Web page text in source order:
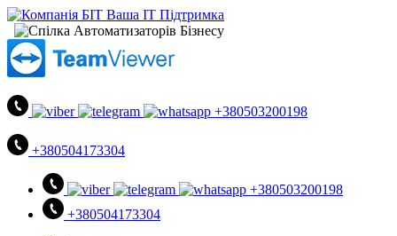
+380503200198
+380504173304
+380503200198
+380504173304